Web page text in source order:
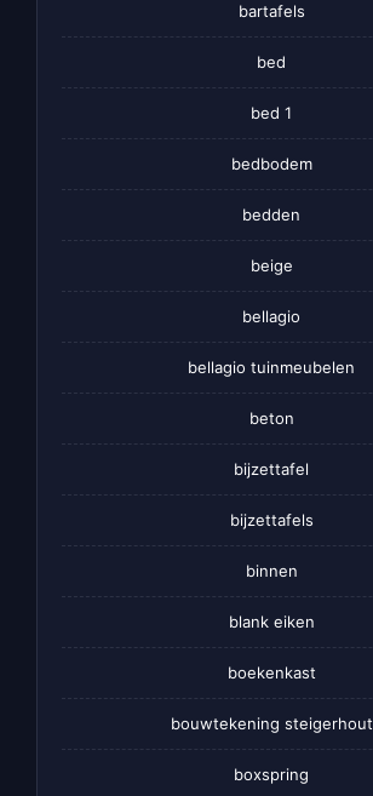
bartafels
bed
bed 1
bedbodem
bedden
beige
bellagio
bellagio tuinmeubelen
beton
bijzettafel
bijzettafels
binnen
blank eiken
boekenkast
bouwtekening steigerhout
boxspring